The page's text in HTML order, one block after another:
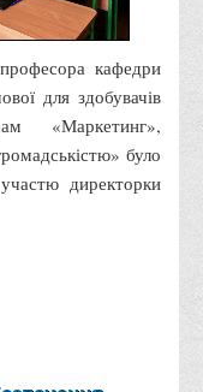
та інноваційного
кафедри
для здобувачів
«Маркетинг»,
було
директорки